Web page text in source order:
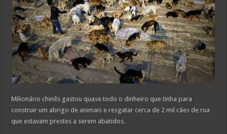
Milionário chinês gastou quase todo o dinheiro que tinha para
construir um abrigo de animais e resgatar cerca de 2 mil cães de rua
que estavam prestes a serem abatidos.